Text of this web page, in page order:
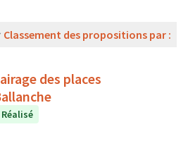
Classement des propositions par :
des places
Réalisé